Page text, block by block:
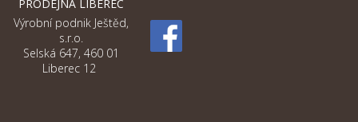
PRODEJNA LIBEREC
Výrobní podnik Ještěd,
s.r.o.
Selská 647, 460 01
Liberec 12